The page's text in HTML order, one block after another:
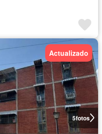
5fotos
Actualizado